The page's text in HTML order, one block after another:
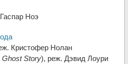
Ноэ
Кристофер Нолан
Ghost Story), реж. Дэвид Лоури